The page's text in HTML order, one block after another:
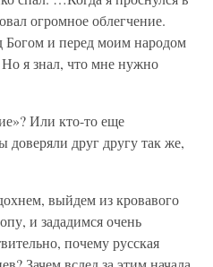
огромное облегчение.
Богом и перед моим народом
я знал, что мне нужно
Или кто-то еще
доверяли друг другу так же,
выйдем из кровавого
и зададимся очень
почему русская